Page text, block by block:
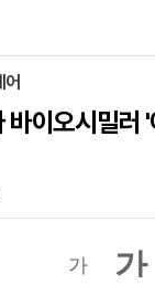
바이오시밀러
가 가